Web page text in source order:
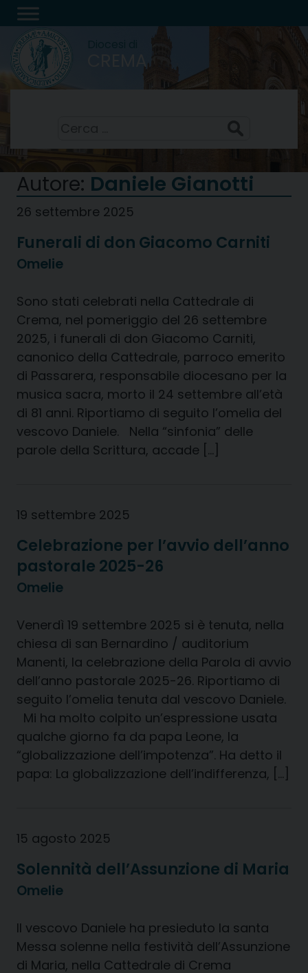
Skip
to
content
CREMA
Autore: Daniele Gianotti
26 settembre 2025
Funerali di don Giacomo Carniti
Omelie
Sono stati celebrati nella Cattedrale di
Crema, nel pomeriggio del 26 settembre
2025, i funerali di don Giacomo Carniti,
canonico della Cattedrale, parroco emerito
di Passarera, responsabile diocesano per la
musica sacra, morto il 24 settembre all’età
di 81 anni. Riportiamo di seguito l’omelia del
vescovo Daniele. Nella “sinfonia” delle
parole della Scrittura, accade […]
19 settembre 2025
Celebrazione per l’avvio dell’anno
pastorale 2025-26
Omelie
Venerdì 19 settembre 2025 si è tenuta, nella
chiesa di san Bernardino / auditorium
Manenti, la celebrazione della Parola di avvio
dell’anno pastorale 2025-26. Riportiamo di
seguito l’omelia tenuta dal vescovo Daniele.
Mi ha molto colpito un’espressione usata
qualche giorno fa da papa Leone, la
“globalizzazione dell’impotenza”. Ha detto il
papa: La globalizzazione dell’indifferenza, […]
15 agosto 2025
Solennità dell’Assunzione di Maria
Omelie
Il vescovo Daniele ha presieduto la santa
Messa solenne nella festività dell’Assunzione
di Maria, nella Cattedrale di Crema